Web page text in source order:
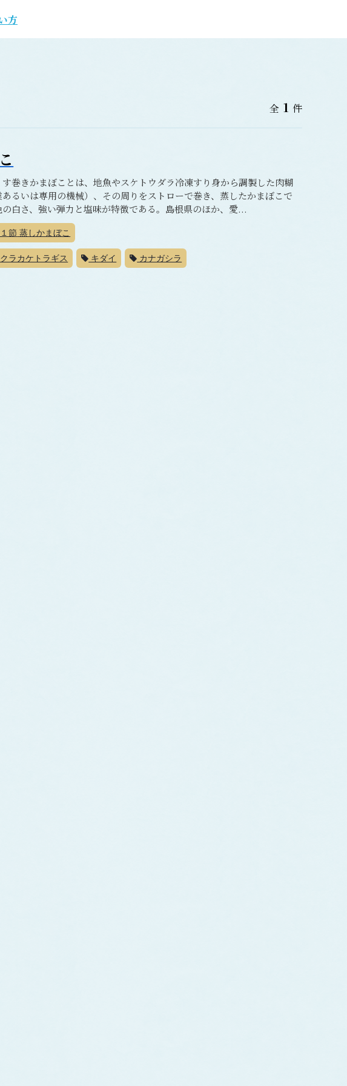
方
全 1 件
巻きかまぼことは、地魚やスケトウダラ冷凍すり身から調製した肉糊
るいは専用の機械）、その周りをストローで巻き、蒸したかまぼこで
白さ、強い弾力と塩味が特徴である。島根県のほか、愛...
節 蒸しかまぼこ
クラカケトラギス キダイ カナガシラ